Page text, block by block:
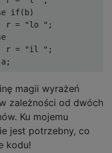
if(b)
r = "lo ";
r = "il ";
main(String[] args)
0));
1));
0));
magii wyrażeń
zależności od dwóch
Ku mojemu
jest potrzebny, co
kodu!